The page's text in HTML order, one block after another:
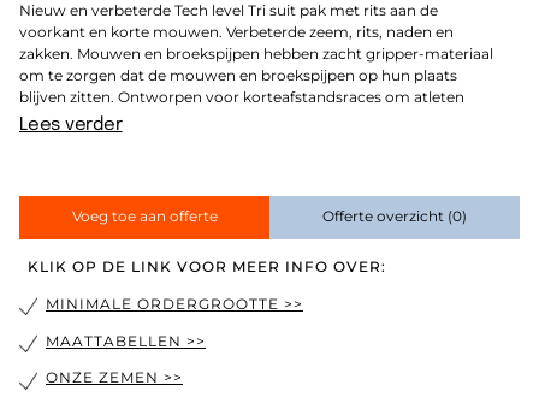
Nieuw en verbeterde Tech level Tri suit pak met rits aan de
voorkant en korte mouwen. Verbeterde zeem, rits, naden en
zakken. Mouwen en broekspijpen hebben zacht gripper-materiaal
om te zorgen dat de mouwen en broekspijpen op hun plaats
blijven zitten. Ontworpen voor korteafstandsraces om atleten
Lees verder
Voeg toe aan offerte Offerte overzicht (0)
KLIK OP DE LINK VOOR MEER INFO OVER:
MINIMALE ORDERGROOTTE >>
MAATTABELLEN >>
ONZE ZEMEN >>